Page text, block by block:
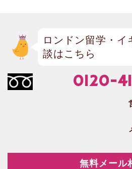
ロンドン留学・イ
談はこちら
0120-
無料メール